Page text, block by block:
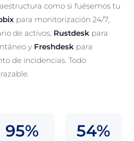
como si fuésemos tu
para monitorización 24/7,
de activos, Rustdesk para
y Freshdesk para
de incidencias. Todo
95% 54%